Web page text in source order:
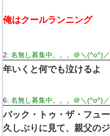
俺はクールランニング
2: 名無し募集中。。。＠＼(^o^)／
年いくと何でも泣けるよ
6: 名無し募集中。。。＠＼(^o^)／
バック・トゥ・ザ・フュ
久しぶりに見て、親父の